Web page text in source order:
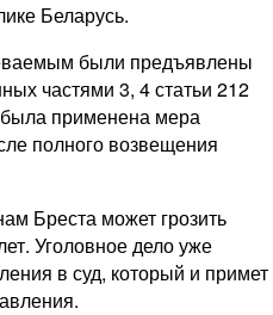
Беларусь.
были предъявлены
частями 3, 4 статьи 212
была применена мера
полного возвещения
Бреста может грозить
Уголовное дело уже
в суд, который и примет